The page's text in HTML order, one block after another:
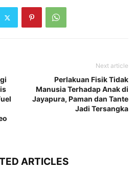
Next article
Perlakuan Fisik Tidak
Manusia Terhadap Anak di
Jayapura, Paman dan Tante
Jadi Tersangka
ARTICLES